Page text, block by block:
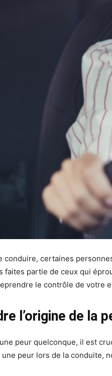
conduire, certaines
faites partie de ceux qui
le contrôle de votre
l’origine de la
peur quelconque, il est
peur lors de la conduite,